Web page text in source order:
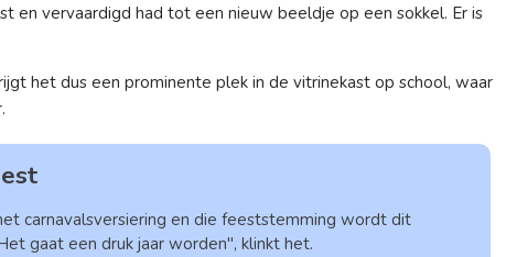
en vervaardigd had tot een nieuw beeldje op een sokkel. Er is
het dus een prominente plek in de vitrinekast op school, waar
carnavalsversiering en die feeststemming wordt dit
gaat een druk jaar worden", klinkt het.